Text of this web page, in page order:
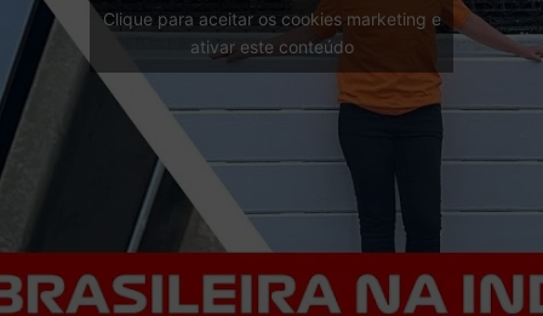
Clique para aceitar os cookies marketing e
ativar este conteúdo